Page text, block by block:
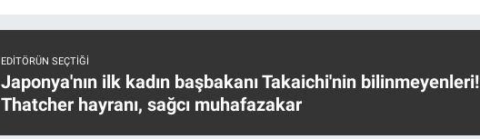
EDITÖRÜN SEÇTIĞI
Japonya'nın ilk kadın başbakanı Takaichi'nin bilinmeyenleri!
Thatcher hayranı, sağcı muhafazakar